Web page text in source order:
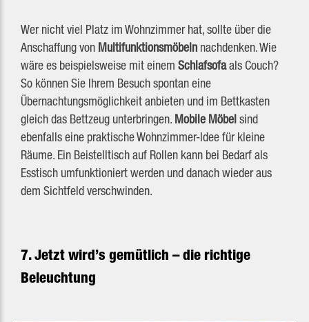
Wer nicht viel Platz im Wohnzimmer hat, sollte über die
Anschaffung von Multifunktionsmöbeln nachdenken. Wie
wäre es beispielsweise mit einem Schlafsofaals Couch?
So können Sie Ihrem Besuch spontan eine
Übernachtungsmöglichkeit anbieten und im Bettkasten
gleich das Bettzeug unterbringen. Mobile Möbelsind
ebenfalls eine praktische Wohnzimmer-Idee für kleine
Räume. Ein Beistelltisch auf Rollen kann bei Bedarf als
Esstisch umfunktioniert werden und danach wieder aus
dem Sichtfeld verschwinden.
7. Jetzt wird’s gemütlich – die richtige
Beleuchtung